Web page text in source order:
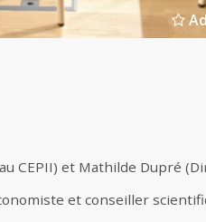
CEPII) et Mathilde Dupré
et conseiller